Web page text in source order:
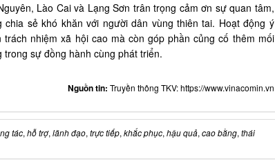
Lào Cai và Lạng Sơn trân trọng cảm ơn sự quan tâm,
sẻ khó khăn với người dân vùng thiên tai. Hoạt động ý
nhiệm xã hội cao mà còn góp phần củng cố thêm mối
sự đồng hành cùng phát triển.
Nguồn tin: Truyền thông TKV: https://www.vinacomin.vn
tác, hỗ trợ, lãnh đạo, trực tiếp, khắc phục, hậu quả, cao bằng, thái